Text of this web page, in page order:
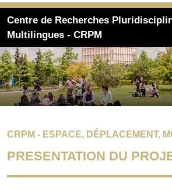
Centre de Recherches
Multilingues - CRPM
CRPM - ESPACE, DÉPLACEMENT,
PRESENTATION DU